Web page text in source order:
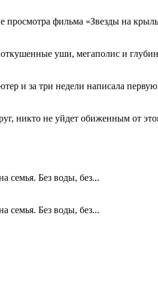
просмотра фильма «Звезды на
уши, мегаполис и
и за три недели написала
никто не уйдет обиженным от
семья. Без воды, без...
семья. Без воды, без...